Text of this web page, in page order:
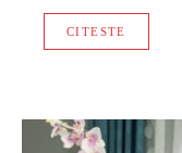
CITESTE